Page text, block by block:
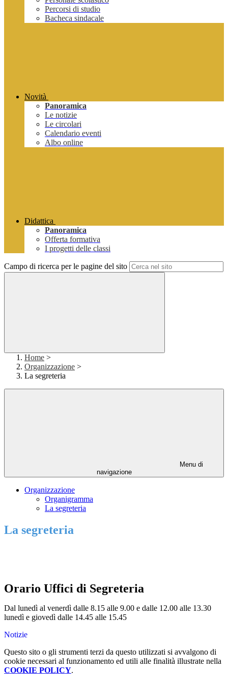
Percorsi di studio
Bacheca sindacale
Novità
Panoramica
Le notizie
Le circolari
Calendario eventi
Albo online
Didattica
Panoramica
Offerta formativa
I progetti delle classi
Campo di ricerca per le pagine del sito
Home >
Organizzazione >
La segreteria
Menu di
navigazione
Organizzazione
Organigramma
La segreteria
La segreteria
Orario Uffici di Segreteria
Dal lunedì al venerdì dalle 8.15 alle 9.00 e dalle 12.00 alle 13.30
lunedì e giovedì dalle 14.45 alle 15.45
Notizie
Questo sito o gli strumenti terzi da questo utilizzati si avvalgono di
cookie necessari al funzionamento ed utili alle finalità illustrate nella
COOKIE POLICY.